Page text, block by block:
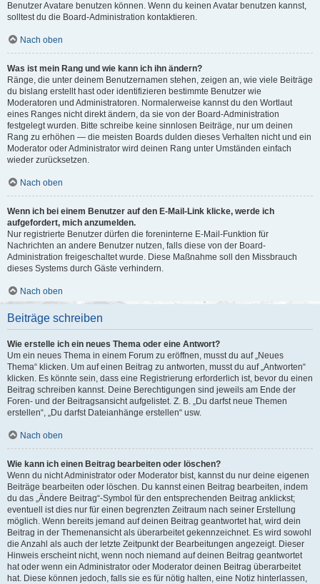
Benutzer Avatare benutzen können. Wenn du keinen Avatar benutzen kannst,
solltest du die Board-Administration kontaktieren.
Nach oben
Was ist mein Rang und wie kann ich ihn ändern?
Ränge, die unter deinem Benutzernamen stehen, zeigen an, wie viele Beiträge
du bislang erstellt hast oder identifizieren bestimmte Benutzer wie
Moderatoren und Administratoren. Normalerweise kannst du den Wortlaut
eines Ranges nicht direkt ändern, da sie von der Board-Administration
festgelegt wurden. Bitte schreibe keine sinnlosen Beiträge, nur um deinen
Rang zu erhöhen — die meisten Boards dulden dieses Verhalten nicht und ein
Moderator oder Administrator wird deinen Rang unter Umständen einfach
wieder zurücksetzen.
Nach oben
Wenn ich bei einem Benutzer auf den E-Mail-Link klicke, werde ich
aufgefordert, mich anzumelden.
Nur registrierte Benutzer dürfen die foreninterne E-Mail-Funktion für
Nachrichten an andere Benutzer nutzen, falls diese von der Board-
Administration freigeschaltet wurde. Diese Maßnahme soll den Missbrauch
dieses Systems durch Gäste verhindern.
Nach oben
Beiträge schreiben
Wie erstelle ich ein neues Thema oder eine Antwort?
Um ein neues Thema in einem Forum zu eröffnen, musst du auf „Neues
Thema“ klicken. Um auf einen Beitrag zu antworten, musst du auf „Antworten“
klicken. Es könnte sein, dass eine Registrierung erforderlich ist, bevor du einen
Beitrag schreiben kannst. Deine Berechtigungen sind jeweils am Ende der
Foren- und der Beitragsansicht aufgelistet. Z. B. „Du darfst neue Themen
erstellen“, „Du darfst Dateianhänge erstellen“ usw.
Nach oben
Wie kann ich einen Beitrag bearbeiten oder löschen?
Wenn du nicht Administrator oder Moderator bist, kannst du nur deine eigenen
Beiträge bearbeiten oder löschen. Du kannst einen Beitrag bearbeiten, indem
du das „Ändere Beitrag“-Symbol für den entsprechenden Beitrag anklickst;
eventuell ist dies nur für einen begrenzten Zeitraum nach seiner Erstellung
möglich. Wenn bereits jemand auf deinen Beitrag geantwortet hat, wird dein
Beitrag in der Themenansicht als überarbeitet gekennzeichnet. Es wird sowohl
die Anzahl als auch der letzte Zeitpunkt der Bearbeitungen angezeigt. Dieser
Hinweis erscheint nicht, wenn noch niemand auf deinen Beitrag geantwortet
hat oder wenn ein Administrator oder Moderator deinen Beitrag überarbeitet
hat. Diese können jedoch, falls sie es für nötig halten, eine Notiz hinterlassen,